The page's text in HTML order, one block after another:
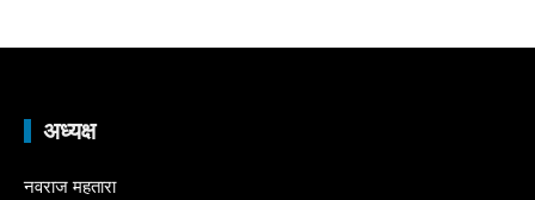
अध्यक्ष
नवराज महतारा